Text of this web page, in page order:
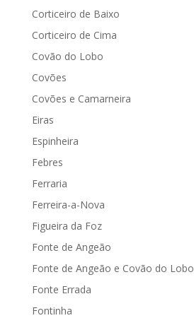
Corticeiro de Baixo
Corticeiro de Cima
Covão do Lobo
Covões
Covões e Camarneira
Eiras
Espinheira
Febres
Ferraria
Ferreira-a-Nova
Figueira da Foz
Fonte de Angeão
Fonte de Angeão e Covão do Lobo
Fonte Errada
Fontinha